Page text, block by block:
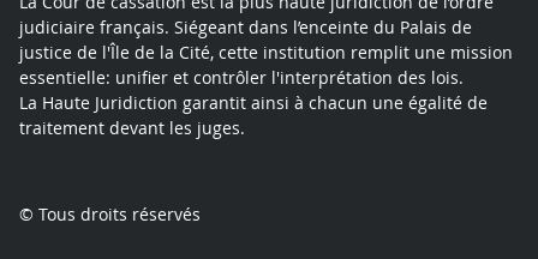
judiciaire français. Siégeant dans l’enceinte du Palais de
justice de l'Île de la Cité, cette institution remplit une mission
essentielle: unifier et contrôler l'interprétation des lois.
La Haute Juridiction garantit ainsi à chacun une égalité de
traitement devant les juges.
© Tous droits réservés